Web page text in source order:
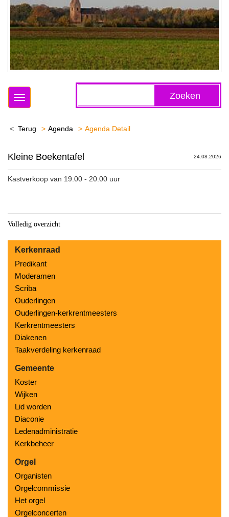
Zoeken
Toggle
Terug Agenda Agenda Detail
Kleine Boekentafel 24.08.2026
Kastverkoop van 19.00 - 20.00 uur
Volledig overzicht
Kerkenraad
Predikant
Moderamen
Scriba
Ouderlingen
Ouderlingen-kerkrentmeesters
Kerkrentmeesters
Diakenen
Taakverdeling kerkenraad
Gemeente
Koster
Wijken
Lid worden
Diaconie
Ledenadministratie
Kerkbeheer
Orgel
Organisten
Orgelcommissie
Het orgel
Orgelconcerten